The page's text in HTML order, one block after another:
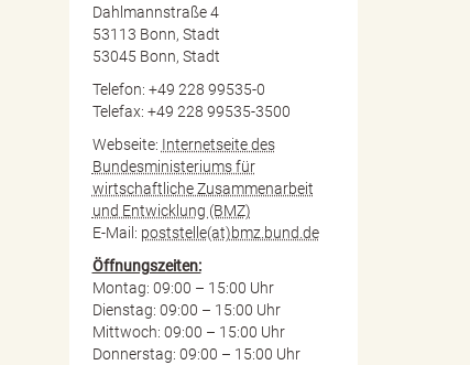
Dahlmannstraße 4
53113 Bonn, Stadt
53045 Bonn, Stadt
Telefon: +49 228 99535-0
Telefax: +49 228 99535-3500
Webseite: Internetseite des
Bundesministeriums für
wirtschaftliche Zusammenarbeit
und Entwicklung (BMZ)
E-Mail: poststelle(at)bmz.bund.de
Öffnungszeiten:
Montag: 09:00 – 15:00 Uhr
Dienstag: 09:00 – 15:00 Uhr
Mittwoch: 09:00 – 15:00 Uhr
Donnerstag: 09:00 – 15:00 Uhr